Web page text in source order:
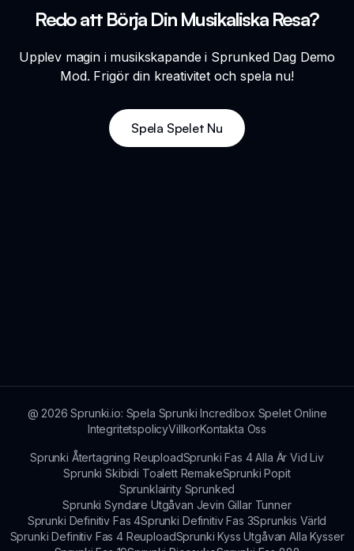
Redo att Börja Din Musikaliska Resa?
Upplev magin i musikskapande i Sprunked Dag Demo
Mod. Frigör din kreativitet och spela nu!
Spela Spelet Nu
@ 2026 Sprunki.io: Spela Sprunki Incredibox Spelet Online
IntegritetspolicyVillkorKontakta Oss
Sprunki Återtagning ReuploadSprunki Fas 4 Alla Är Vid Liv
Sprunki Skibidi Toalett RemakeSprunki Popit
Sprunklairity Sprunked
Sprunki Syndare Utgåvan Jevin Gillar Tunner
Sprunki Definitiv Fas 4Sprunki Definitiv Fas 3Sprunkis Värld
Sprunki Definitiv Fas 4 ReuploadSprunki Kyss Utgåvan Alla Kysser